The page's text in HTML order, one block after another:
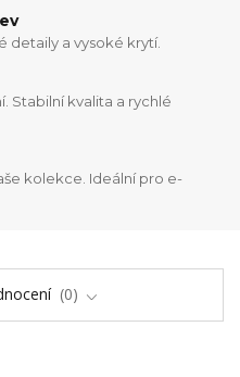
detaily a vysoké krytí.
Stabilní kvalita a rychlé
kolekce. Ideální pro e-
0